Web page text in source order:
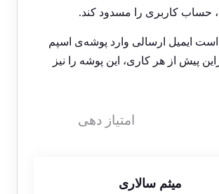
کاربری را مسدود کند.
ایمیل ارسالی وارد پوشه‌ی اسپم
پیش از هر کاری، این پوشه را نیز
امتیاز دهی
میثم سالاری